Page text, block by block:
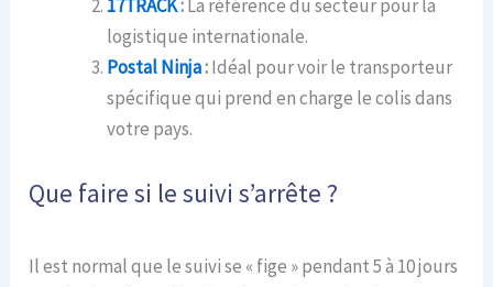
17TRACK:La référence du secteur pour la
logistique internationale.
Postal Ninja:Idéal pour voir le transporteur
spécifique qui prend en charge le colis dans
votre pays.
Que faire si le suivi s’arrête ?
Il est normal que le suivi se « fige » pendant 5 à 10 jours